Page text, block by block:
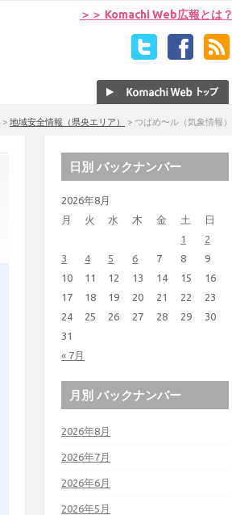
＞＞ Komachi Web広報とは？
> 地域安全情報（県央エリア） > つばめ〜ル（気象情報）
日別 バックナンバー
2026年8月
月
火 水 木 金 土 日
« 7月
1
2
3
4 5 6 7 8
9
10
11 12 13 14 15
16
17
18 19 20 21 22
23
24
25 26 27 28 29
30
31
月別 バックナンバー
2026年8月
2026年7月
2026年6月
2026年5月